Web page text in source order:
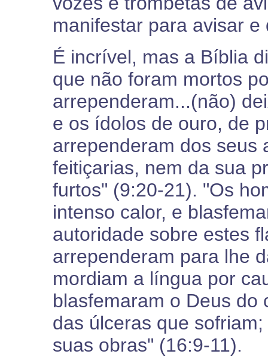
manifestar para avisar
É incrível, mas a Bíblia
que não foram mortos
arrependeram...(não)
e os ídolos de ouro, de
arrependeram dos seus
feitiçarias, nem da sua
furtos" (9:20-21). "Os
intenso calor, e
autoridade sobre estes
arrependeram para lhe
mordiam a língua por
blasfemaram o Deus do
das úlceras que
suas obras" (16:9-11).